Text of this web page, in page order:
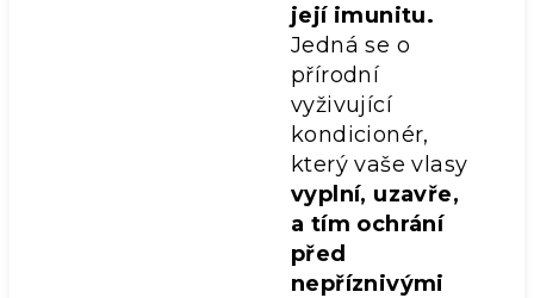
její imunitu.
Jedná se o
přírodní
vyživující
kondicionér,
který vaše vlasy
vyplní, uzavře,
a tím ochrání
před
nepříznivými